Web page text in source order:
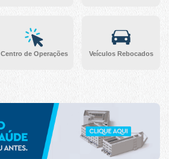
Centro de Operações Veículos Rebocados